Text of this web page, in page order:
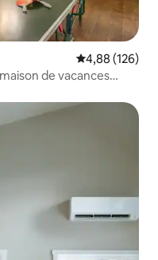
Évaluation
4,88 (126)
de vacances
appréciés